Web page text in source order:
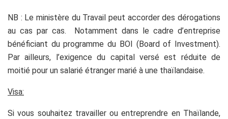
NB : Le ministère du Travail peut accorder des dérogations
au cas par cas. Notamment dans le cadre d’entreprise
bénéficiant du programme du BOI (Board of Investment).
Par ailleurs, l’exigence du capital versé est réduite de
moitié pour un salarié étranger marié à une thaïlandaise.
Visa:
Si vous souhaitez travailler ou entreprendre en Thaïlande,